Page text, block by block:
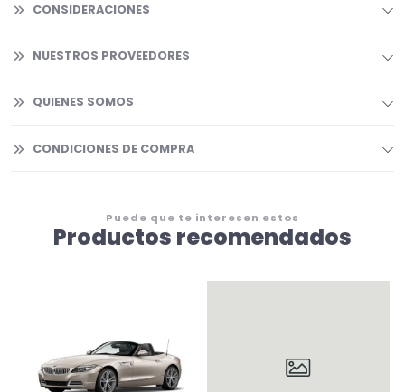
CONSIDERACIONES
NUESTROS PROVEEDORES
QUIENES SOMOS
CONDICIONES DE COMPRA
Puede que te interesen estos
Productos recomendados